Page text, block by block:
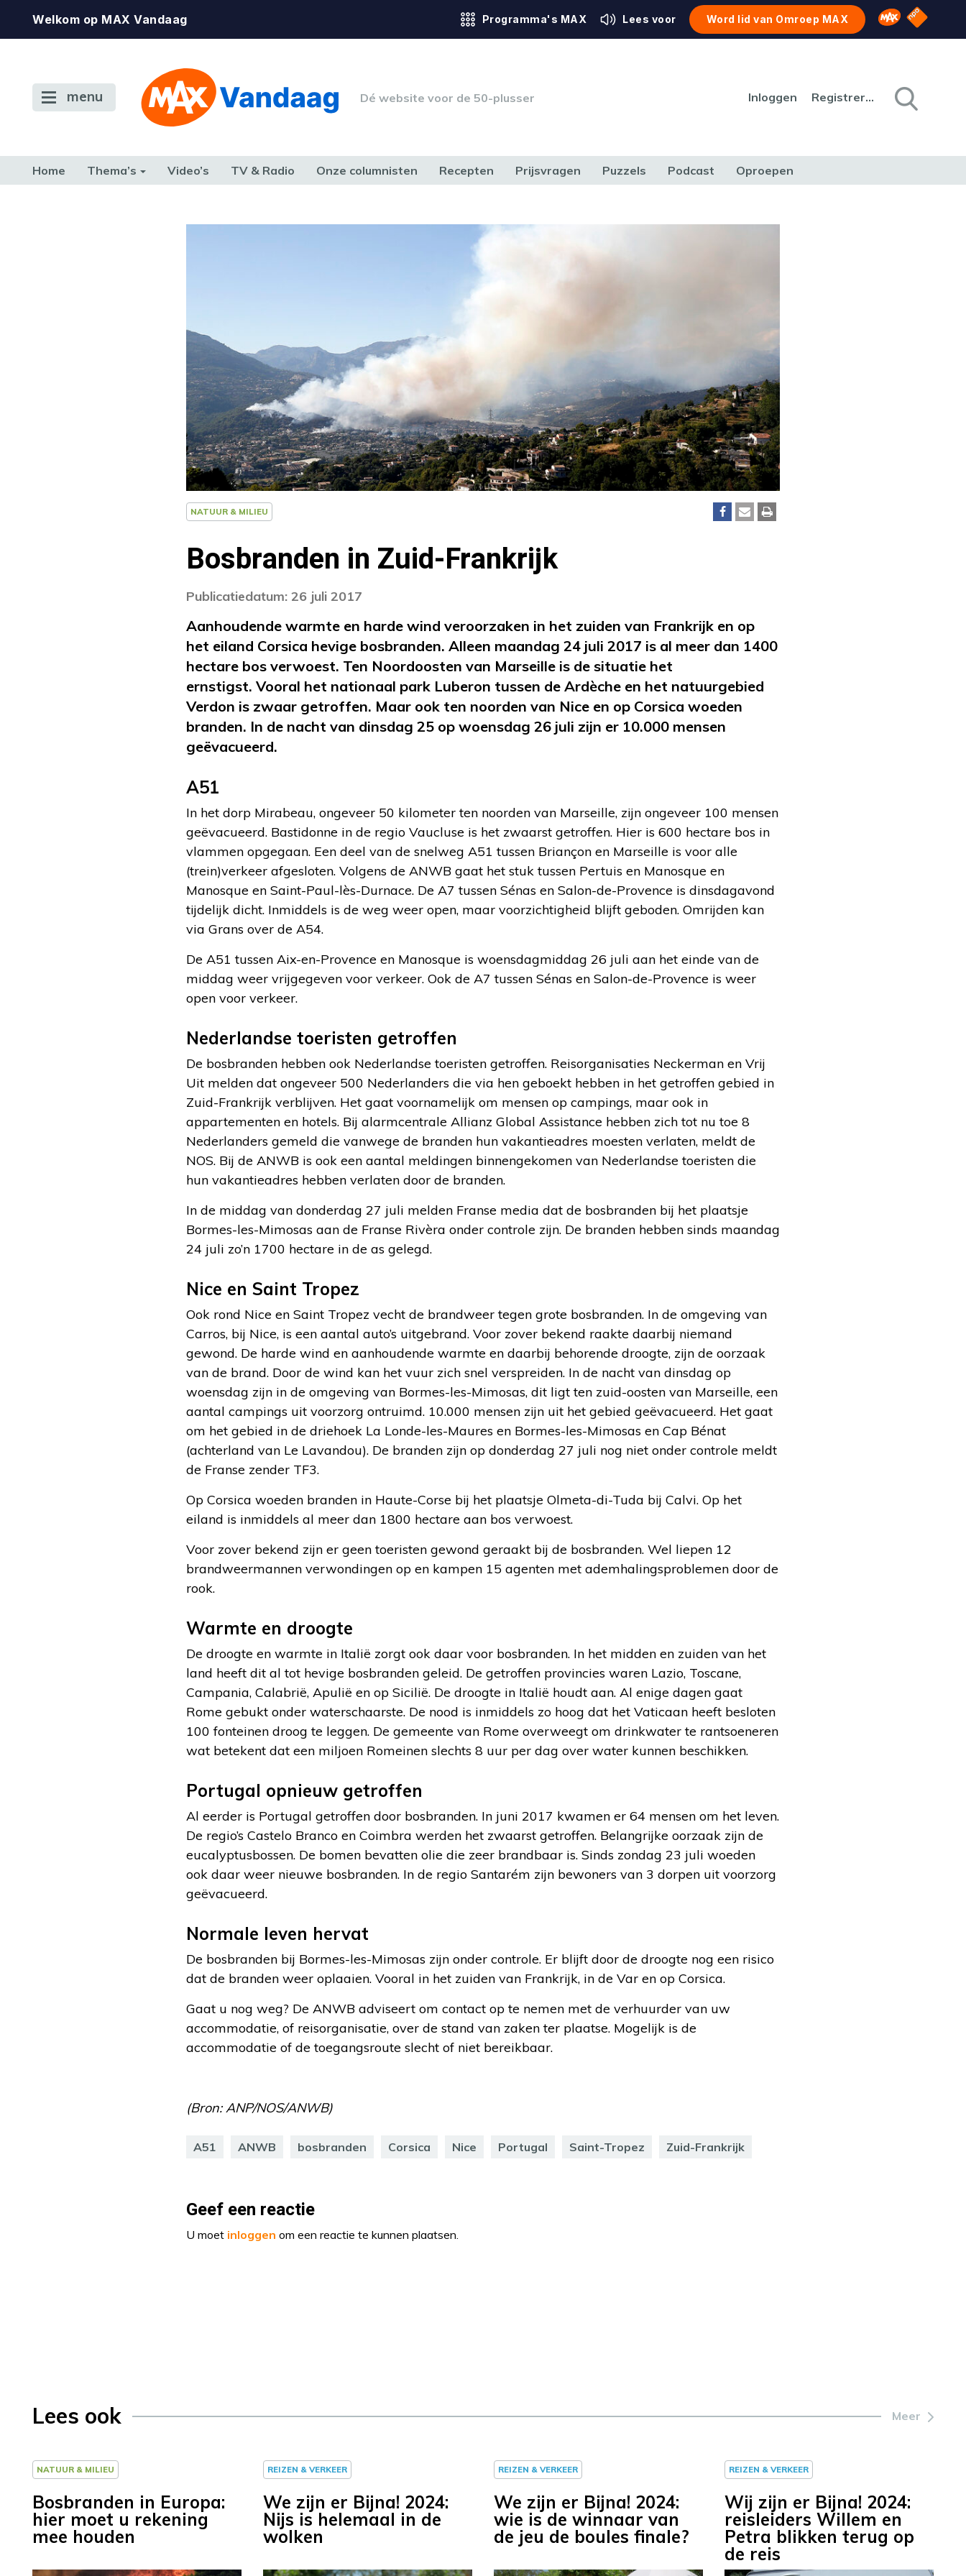
Welkom op MAX Vandaag Programma's MAX Lees voor Word lid van Omroep MAX Omroep MAX
NPO
menu Dé website voor de 50-plusser Inloggen Registreren
Home Thema’s Video’s TV & Radio Onze columnisten Recepten Prijsvragen Puzzels Podcast Oproepen
NATUUR & MILIEU
Bosbranden in Zuid-Frankrijk
Publicatiedatum: 26 juli 2017
Aanhoudende warmte en harde wind veroorzaken in het zuiden van Frankrijk en op
het eiland Corsica hevige bosbranden. Alleen maandag 24 juli 2017 is al meer dan 1400
hectare bos verwoest. Ten Noordoosten van Marseille is de situatie het
ernstigst. Vooral het nationaal park Luberon tussen de Ardèche en het natuurgebied
Verdon is zwaar getroffen. Maar ook ten noorden van Nice en op Corsica woeden
branden. In de nacht van dinsdag 25 op woensdag 26 juli zijn er 10.000 mensen
geëvacueerd.
A51
In het dorp Mirabeau, ongeveer 50 kilometer ten noorden van Marseille, zijn ongeveer 100 mensen
geëvacueerd. Bastidonne in de regio Vaucluse is het zwaarst getroffen. Hier is 600 hectare bos in
vlammen opgegaan. Een deel van de snelweg A51 tussen Briançon en Marseille is voor alle
(trein)verkeer afgesloten. Volgens de ANWB gaat het stuk tussen Pertuis en Manosque en
Manosque en Saint-Paul-lès-Durnace. De A7 tussen Sénas en Salon-de-Provence is dinsdagavond
tijdelijk dicht. Inmiddels is de weg weer open, maar voorzichtigheid blijft geboden. Omrijden kan
via Grans over de A54.
De A51 tussen Aix-en-Provence en Manosque is woensdagmiddag 26 juli aan het einde van de
middag weer vrijgegeven voor verkeer. Ook de A7 tussen Sénas en Salon-de-Provence is weer
open voor verkeer.
Nederlandse toeristen getroffen
De bosbranden hebben ook Nederlandse toeristen getroffen. Reisorganisaties Neckerman en Vrij
Uit melden dat ongeveer 500 Nederlanders die via hen geboekt hebben in het getroffen gebied in
Zuid-Frankrijk verblijven. Het gaat voornamelijk om mensen op campings, maar ook in
appartementen en hotels. Bij alarmcentrale Allianz Global Assistance hebben zich tot nu toe 8
Nederlanders gemeld die vanwege de branden hun vakantieadres moesten verlaten, meldt de
NOS. Bij de ANWB is ook een aantal meldingen binnengekomen van Nederlandse toeristen die
hun vakantieadres hebben verlaten door de branden.
In de middag van donderdag 27 juli melden Franse media dat de bosbranden bij het plaatsje
Bormes-les-Mimosas aan de Franse Rivèra onder controle zijn. De branden hebben sinds maandag
24 juli zo’n 1700 hectare in de as gelegd.
Nice en Saint Tropez
Ook rond Nice en Saint Tropez vecht de brandweer tegen grote bosbranden. In de omgeving van
Carros, bij Nice, is een aantal auto’s uitgebrand. Voor zover bekend raakte daarbij niemand
gewond. De harde wind en aanhoudende warmte en daarbij behorende droogte, zijn de oorzaak
van de brand. Door de wind kan het vuur zich snel verspreiden. In de nacht van dinsdag op
woensdag zijn in de omgeving van Bormes-les-Mimosas, dit ligt ten zuid-oosten van Marseille, een
aantal campings uit voorzorg ontruimd. 10.000 mensen zijn uit het gebied geëvacueerd. Het gaat
om het gebied in de driehoek La Londe-les-Maures en Bormes-les-Mimosas en Cap Bénat
(achterland van Le Lavandou). De branden zijn op donderdag 27 juli nog niet onder controle meldt
de Franse zender TF3.
Op Corsica woeden branden in Haute-Corse bij het plaatsje Olmeta-di-Tuda bij Calvi. Op het
eiland is inmiddels al meer dan 1800 hectare aan bos verwoest.
Voor zover bekend zijn er geen toeristen gewond geraakt bij de bosbranden. Wel liepen 12
brandweermannen verwondingen op en kampen 15 agenten met ademhalingsproblemen door de
rook.
Warmte en droogte
De droogte en warmte in Italië zorgt ook daar voor bosbranden. In het midden en zuiden van het
land heeft dit al tot hevige bosbranden geleid. De getroffen provincies waren Lazio, Toscane,
Campania, Calabrië, Apulië en op Sicilië. De droogte in Italië houdt aan. Al enige dagen gaat
Rome gebukt onder waterschaarste. De nood is inmiddels zo hoog dat het Vaticaan heeft besloten
100 fonteinen droog te leggen. De gemeente van Rome overweegt om drinkwater te rantsoeneren
wat betekent dat een miljoen Romeinen slechts 8 uur per dag over water kunnen beschikken.
Portugal opnieuw getroffen
Al eerder is Portugal getroffen door bosbranden. In juni 2017 kwamen er 64 mensen om het leven.
De regio’s Castelo Branco en Coimbra werden het zwaarst getroffen. Belangrijke oorzaak zijn de
eucalyptusbossen. De bomen bevatten olie die zeer brandbaar is. Sinds zondag 23 juli woeden
ook daar weer nieuwe bosbranden. In de regio Santarém zijn bewoners van 3 dorpen uit voorzorg
geëvacueerd.
Normale leven hervat
De bosbranden bij Bormes-les-Mimosas zijn onder controle. Er blijft door de droogte nog een risico
dat de branden weer oplaaien. Vooral in het zuiden van Frankrijk, in de Var en op Corsica.
Gaat u nog weg? De ANWB adviseert om contact op te nemen met de verhuurder van uw
accommodatie, of reisorganisatie, over de stand van zaken ter plaatse. Mogelijk is de
accommodatie of de toegangsroute slecht of niet bereikbaar.
(Bron: ANP/NOS/ANWB)
A51 ANWB bosbranden Corsica Nice Portugal Saint-Tropez Zuid-Frankrijk
Geef een reactie
U moet inloggen om een reactie te kunnen plaatsen.
Lees ook Meer
NATUUR & MILIEU
Bosbranden in Europa:
hier moet u rekening
mee houden
REIZEN & VERKEER
We zijn er Bijna! 2024:
Nijs is helemaal in de
wolken
REIZEN & VERKEER
We zijn er Bijna! 2024:
wie is de winnaar van
de jeu de boules finale?
REIZEN & VERKEER
Wij zijn er Bijna! 2024:
reisleiders Willem en
Petra blikken terug op
de reis